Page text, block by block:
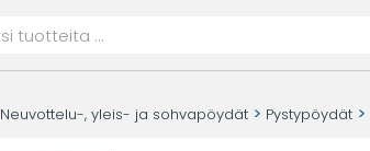
Neuvottelu-, yleis- ja sohvapöydät Pystypöydät